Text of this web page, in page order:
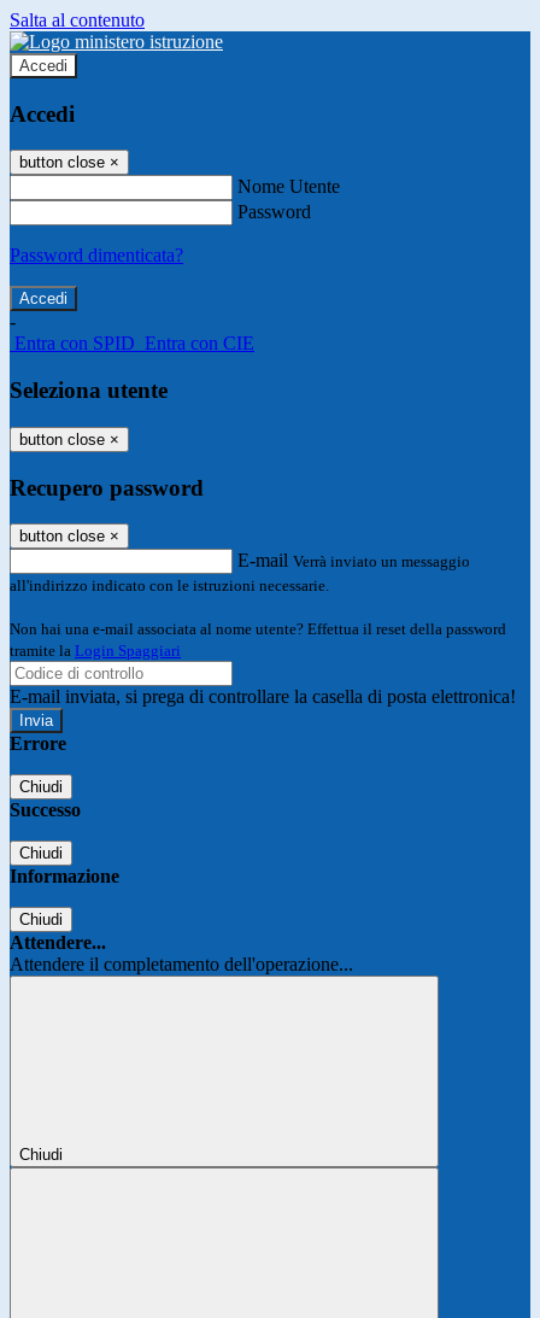
Salta al contenuto
Accedi
Accedi
button close ×
Nome Utente
Password
Password dimenticata?
-
Entra con SPID Entra con CIE
Seleziona utente
button close ×
Recupero password
button close ×
E-mail Verrà inviato un messaggio
all'indirizzo indicato con le istruzioni necessarie.
Non hai una e-mail associata al nome utente? Effettua il reset della password
tramite la Login Spaggiari
E-mail inviata, si prega di controllare la casella di posta elettronica!
Errore
Chiudi
Successo
Chiudi
Informazione
Chiudi
Attendere...
Attendere il completamento dell'operazione...
Chiudi